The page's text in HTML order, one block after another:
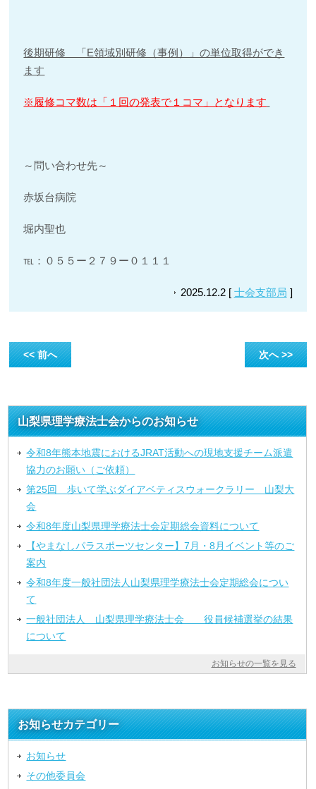
後期研修 「E領域別研修（事例）」の単位取得ができ
ます
※履修コマ数は「１回の発表で１コマ」となります
～問い合わせ先～
赤坂台病院
堀内聖也
℡：０５５ー２７９ー０１１１
2025.12.2 [ 士会支部局 ]
<< 前へ 次へ >>
山梨県理学療法士会からのお知らせ
令和8年熊本地震におけるJRAT活動への現地支援チーム派遣
協力のお願い（ご依頼）
第25回 歩いて学ぶダイアベティスウォークラリー 山梨大
会
令和8年度山梨県理学療法士会定期総会資料について
【やまなしパラスポーツセンター】7月・8月イベント等のご
案内
令和8年度一般社団法人山梨県理学療法士会定期総会につい
て
一般社団法人 山梨県理学療法士会 役員候補選挙の結果
について
お知らせの一覧を見る
お知らせカテゴリー
お知らせ
その他委員会